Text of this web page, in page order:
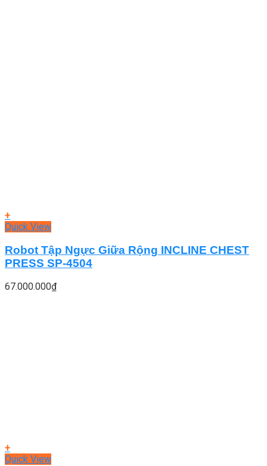
+
Quick View
Robot Tập Ngực Giữa Rộng INCLINE CHEST
PRESS SP-4504
67.000.000₫
+
Quick View